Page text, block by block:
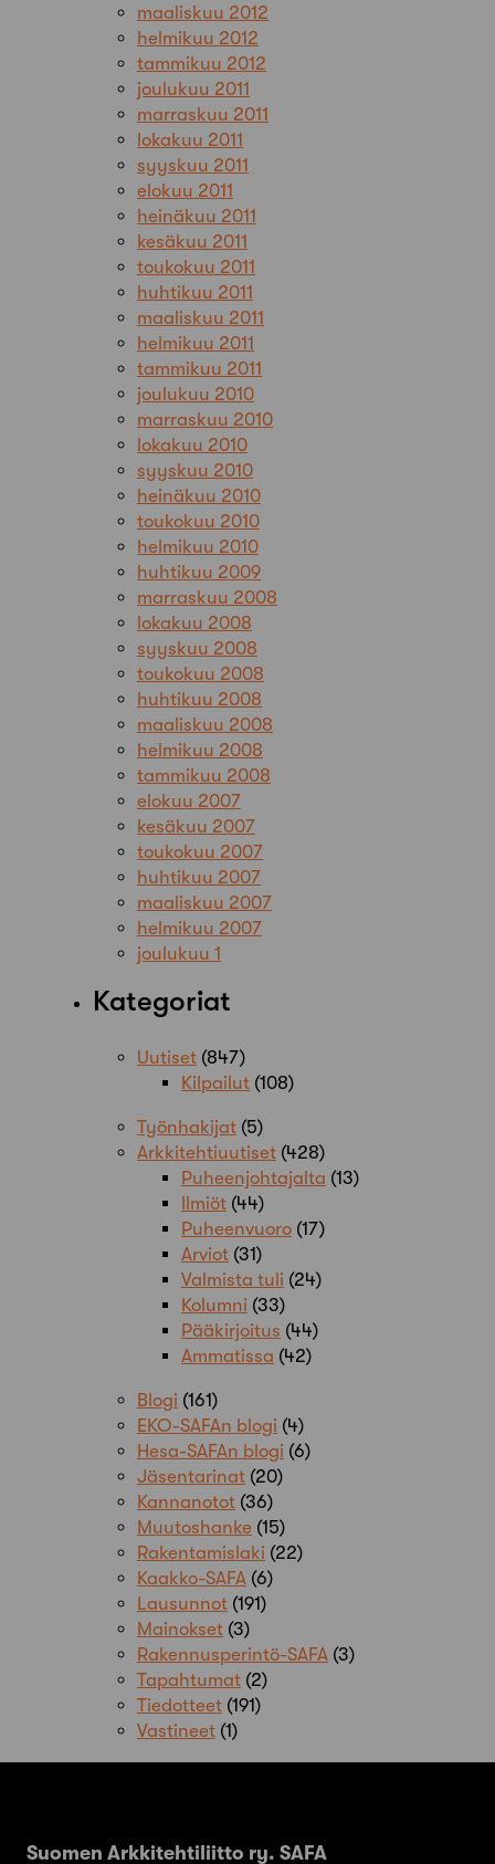
maaliskuu 2012
helmikuu 2012
tammikuu 2012
joulukuu 2011
marraskuu 2011
lokakuu 2011
syyskuu 2011
elokuu 2011
heinäkuu 2011
kesäkuu 2011
toukokuu 2011
huhtikuu 2011
maaliskuu 2011
helmikuu 2011
tammikuu 2011
joulukuu 2010
marraskuu 2010
lokakuu 2010
syyskuu 2010
heinäkuu 2010
toukokuu 2010
helmikuu 2010
huhtikuu 2009
marraskuu 2008
lokakuu 2008
syyskuu 2008
toukokuu 2008
huhtikuu 2008
maaliskuu 2008
helmikuu 2008
tammikuu 2008
elokuu 2007
kesäkuu 2007
toukokuu 2007
huhtikuu 2007
maaliskuu 2007
helmikuu 2007
joulukuu 1
Kategoriat
Uutiset (847)
Kilpailut (108)
Työnhakijat (5)
Arkkitehtiuutiset (428)
Puheenjohtajalta (13)
Ilmiöt (44)
Puheenvuoro (17)
Arviot (31)
Valmista tuli (24)
Kolumni (33)
Pääkirjoitus (44)
Ammatissa (42)
Blogi (161)
EKO-SAFAn blogi (4)
Hesa-SAFAn blogi (6)
Jäsentarinat (20)
Kannanotot (36)
Muutoshanke (15)
Rakentamislaki (22)
Kaakko-SAFA (6)
Lausunnot (191)
Mainokset (3)
Rakennusperintö-SAFA (3)
Tapahtumat (2)
Tiedotteet (191)
Vastineet (1)
Suomen Arkkitehtiliitto ry. SAFA